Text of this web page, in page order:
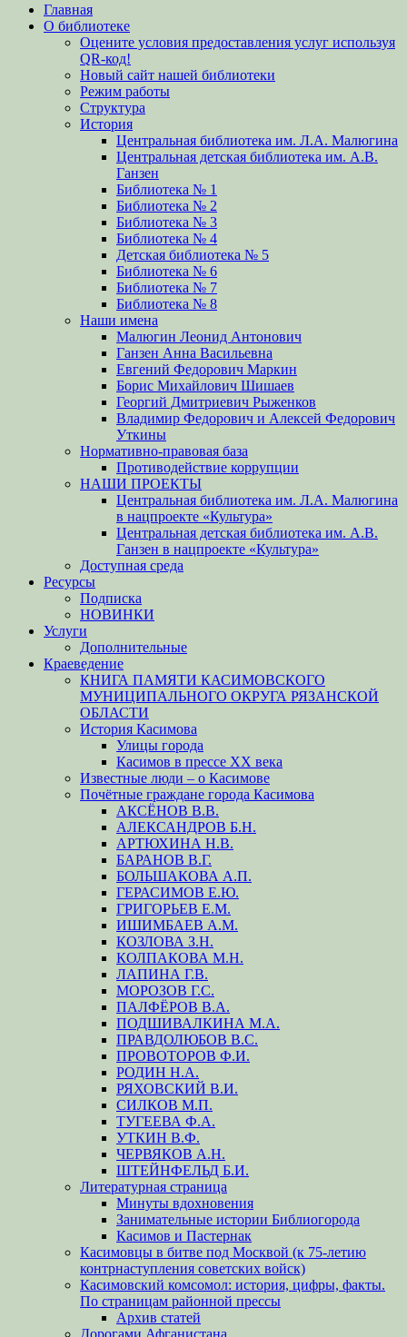
вверх
Главная
О библиотеке
Оцените условия предоставления услуг используя
QR-код!
Новый сайт нашей библиотеки
Режим работы
Структура
История
Центральная библиотека им. Л.А. Малюгина
Центральная детская библиотека им. А.В.
Ганзен
Библиотека № 1
Библиотека № 2
Библиотека № 3
Библиотека № 4
Детская библиотека № 5
Библиотека № 6
Библиотека № 7
Библиотека № 8
Наши имена
Малюгин Леонид Антонович
Ганзен Анна Васильевна
Евгений Федорович Маркин
Борис Михайлович Шишаев
Георгий Дмитриевич Рыженков
Владимир Федорович и Алексей Федорович
Уткины
Нормативно-правовая база
Противодействие коррупции
НАШИ ПРОЕКТЫ
Центральная библиотека им. Л.А. Малюгина
в нацпроекте «Культура»
Центральная детская библиотека им. А.В.
Ганзен в нацпроекте «Культура»
Доступная среда
Ресурсы
Подписка
НОВИНКИ
Услуги
Дополнительные
Краеведение
КНИГА ПАМЯТИ КАСИМОВСКОГО
МУНИЦИПАЛЬНОГО ОКРУГА РЯЗАНСКОЙ
ОБЛАСТИ
История Касимова
Улицы города
Касимов в прессе XX века
Известные люди – о Касимове
Почётные граждане города Касимова
АКСЁНОВ В.В.
АЛЕКСАНДРОВ Б.Н.
АРТЮХИНА Н.В.
БАРАНОВ В.Г.
БОЛЬШАКОВА А.П.
ГЕРАСИМОВ Е.Ю.
ГРИГОРЬЕВ Е.М.
ИШИМБАЕВ А.М.
КОЗЛОВА З.Н.
КОЛПАКОВА М.Н.
ЛАПИНА Г.В.
МОРОЗОВ Г.С.
ПАЛФЁРОВ В.А.
ПОДШИВАЛКИНА М.А.
ПРАВДОЛЮБОВ В.С.
ПРОВОТОРОВ Ф.И.
РОДИН Н.А.
РЯХОВСКИЙ В.И.
СИЛКОВ М.П.
ТУГЕЕВА Ф.А.
УТКИН В.Ф.
ЧЕРВЯКОВ А.Н.
ШТЕЙНФЕЛЬД Б.И.
Литературная страница
Минуты вдохновения
Занимательные истории Библиогорода
Касимов и Пастернак
Касимовцы в битве под Москвой (к 75-летию
контрнаступления советских войск)
Касимовский комсомол: история, цифры, факты.
По страницам районной прессы
Архив статей
Дорогами Афганистана